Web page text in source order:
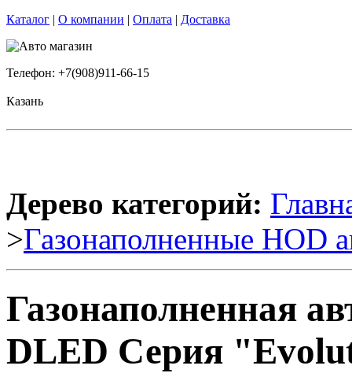
Каталог | О компании | Оплата | Доставка
Телефон: +7(908)911-66-15
Казань
Дерево категорий:
>Газонаполненные HOD
Газонаполненная
DLED Серия